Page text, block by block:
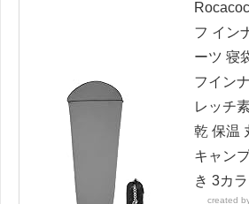
フ イン
ーツ 寝
フイン
レッチ
乾 保温
キャン
き 3カ
created